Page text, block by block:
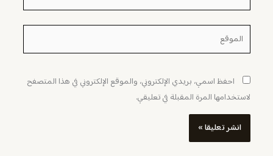
الموقع
احفظ اسمي، بريدي الإلكتروني، والموقع الإلكتروني في هذا المتصفح
لاستخدامها المرة المقبلة في تعليقي.